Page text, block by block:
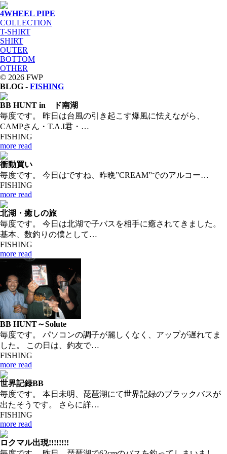
4WHEEL PIPE
COLLECTION
T-SHIRT
SHIRT
OUTER
BOTTOM
OTHER
© 2026 FWP
BLOG - FISHING
BB HUNT in ド南湖
毎度です。 昨日は台風の引き起こす爆風に怯えながら、
CAMPさん・T.A.I君・…
FISHING
more read
衝動買い
毎度です。 今日はですね、昨晩”CREAM”でのアルコー…
FISHING
more read
北湖・癒しの旅
毎度です。 今日は北湖で子バスを相手に癒されてきました。
基本、数釣りの僕として…
FISHING
more read
BB HUNT～Solute
毎度です。 パソコンの調子が麗しくなく、アップが遅れてま
した。 この日は、釣友で…
FISHING
more read
世界記録BB
毎度です。 本日未明、琵琶湖にて世界記録のブラックバスが
出たそうです。 さらに詳…
FISHING
more read
ロクマル出現!!!!!!!!